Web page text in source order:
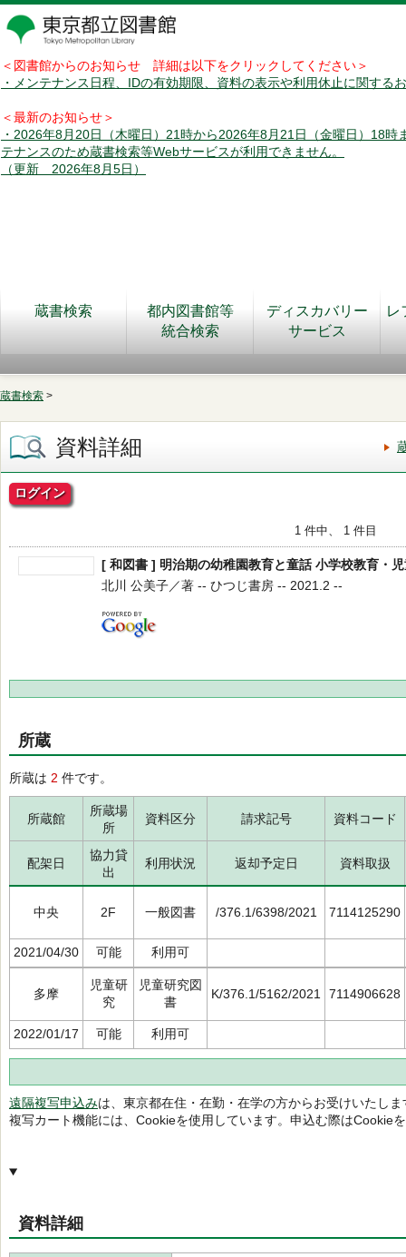
＜図書館からのお知らせ 詳細は以下をクリックしてください＞
・メンテナンス日程、IDの有効期限、資料の表示や利用休止に関する
＜最新のお知らせ＞
・2026年8月20日（木曜日）21時から2026年8月21日（金曜日）18時
テナンスのため蔵書検索等Webサービスが利用できません。
（更新 2026年8月5日）
蔵書検索
都内図書館等
統合検索
ディスカバリー
サービス
レ
蔵書検索 >
資料詳細
ログイン
1 件中、 1 件目
[ 和図書 ] 明治期の幼稚園教育と童話 小学校教育・
北川 公美子／著 -- ひつじ書房 -- 2021.2 --
所蔵
所蔵は 2 件です。
所蔵館
所蔵場
所
資料区分 請求記号 資料コード
配架日
協力貸
出
利用状況 返却予定日 資料取扱
中央 2F 一般図書 /376.1/6398/2021 7114125290
2021/04/30 可能 利用可
多摩
児童研
究
児童研究図
書
K/376.1/5162/2021 7114906628
2022/01/17 可能 利用可
遠隔複写申込みは、東京都在住・在勤・在学の方からお受けいたしま
複写カート機能には、Cookieを使用しています。申込む際はCookie
資料詳細